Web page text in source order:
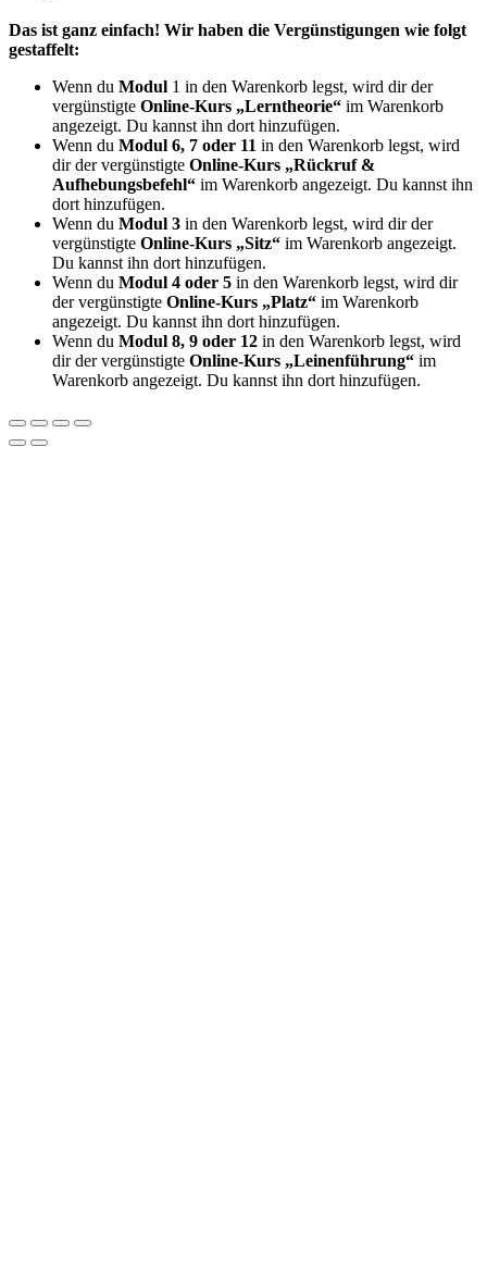
Das ist ganz einfach! Wir haben die Vergünstigungen wie folgt
gestaffelt:
Wenn du Modul 1 in den Warenkorb legst, wird dir der
vergünstigte Online-Kurs „Lerntheorie“ im Warenkorb
angezeigt. Du kannst ihn dort hinzufügen.
Wenn du Modul 6, 7 oder 11 in den Warenkorb legst, wird
dir der vergünstigte Online-Kurs „Rückruf &
Aufhebungsbefehl“ im Warenkorb angezeigt. Du kannst ihn
dort hinzufügen.
Wenn du Modul 3 in den Warenkorb legst, wird dir der
vergünstigte Online-Kurs „Sitz“ im Warenkorb angezeigt.
Du kannst ihn dort hinzufügen.
Wenn du Modul 4 oder 5 in den Warenkorb legst, wird dir
der vergünstigte Online-Kurs „Platz“ im Warenkorb
angezeigt. Du kannst ihn dort hinzufügen.
Wenn du Modul 8, 9 oder 12 in den Warenkorb legst, wird
dir der vergünstigte Online-Kurs „Leinenführung“ im
Warenkorb angezeigt. Du kannst ihn dort hinzufügen.